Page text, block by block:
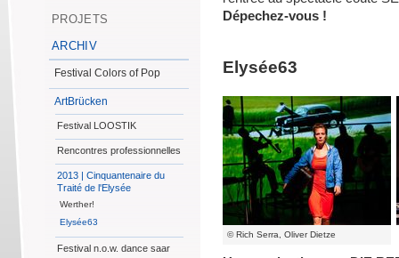
PROJETS
ARCHIV
Festival Colors of Pop
ArtBrücken
Festival LOOSTIK
Rencontres professionnelles
2013 | Cinquantenaire du
Traité de l'Elysée
Werther!
Elysée63
Festival n.o.w. dance saar
Dépechez-vous !
Elysée63
© Rich Serra, Oliver Dietze